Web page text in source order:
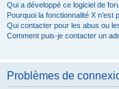
Qui a développé ce logiciel de
Pourquoi la fonctionnalité X n’est
Qui contacter pour les abus ou
Comment puis-je contacter un
Problèmes de